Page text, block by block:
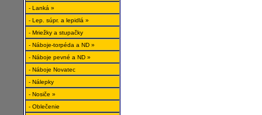
- Lanká »
- Lep. súpr. a lepidlá »
- Mriežky a stupačky
- Náboje-torpéda a ND »
- Náboje pevné a ND »
- Náboje Novatec
- Nálepky
- Nosiče »
- Oblečenie